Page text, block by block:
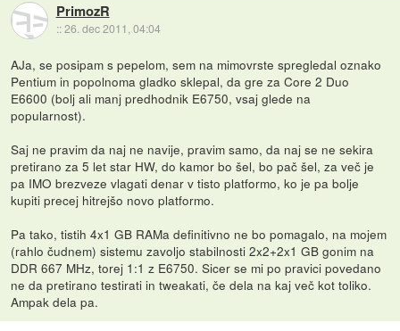
PrimozR
::26. dec 2011, 04:04
AJa, se posipam s pepelom, sem na mimovrste spregledal oznako
Pentium in popolnoma gladko sklepal, da gre za Core 2 Duo
E6600 (bolj ali manj predhodnik E6750, vsaj glede na
popularnost).
Saj ne pravim da naj ne navije, pravim samo, da naj se ne sekira
pretirano za 5 let star HW, do kamor bo šel, bo pač šel, za več je
pa IMO brezveze vlagati denar v tisto platformo, ko je pa bolje
kupiti precej hitrejšo novo platformo.
Pa tako, tistih 4x1 GB RAMa definitivno ne bo pomagalo, na mojem
(rahlo čudnem) sistemu zavoljo stabilnosti 2x2+2x1 GB gonim na
DDR 667 MHz, torej 1:1 z E6750. Sicer se mi po pravici povedano
ne da pretirano testirati in tweakati, če dela na kaj več kot toliko.
Ampak dela pa.